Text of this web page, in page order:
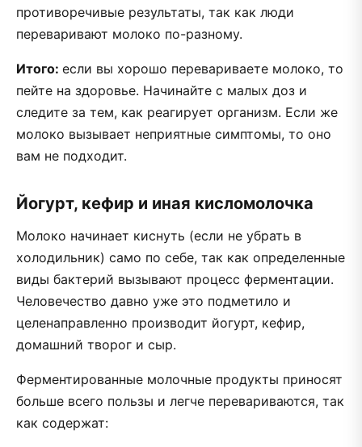
противоречивые результаты, так как люди
переваривают молоко по-разному.
Итого: если вы хорошо перевариваете молоко, то
пейте на здоровье. Начинайте с малых доз и
следите за тем, как реагирует организм. Если же
молоко вызывает неприятные симптомы, то оно
вам не подходит.
Йогурт, кефир и иная кисломолочка
Молоко начинает киснуть (если не убрать в
холодильник) само по себе, так как определенные
виды бактерий вызывают процесс ферментации.
Человечество давно уже это подметило и
целенаправленно производит йогурт, кефир,
домашний творог и сыр.
Ферментированные молочные продукты приносят
больше всего пользы и легче перевариваются, так
как содержат: